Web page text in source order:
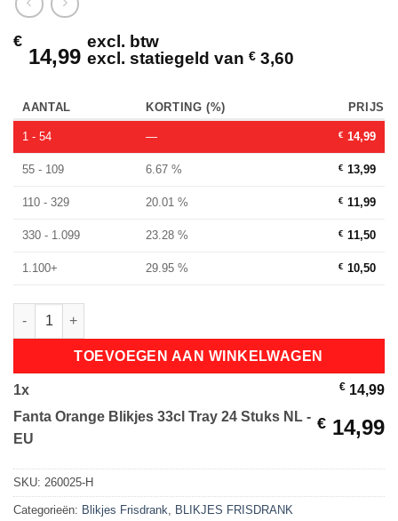
€
14,99
excl. btw
excl. statiegeld van € 3,60
AANTAL KORTING (%) PRIJS
1 - 54 — € 14,99
55 - 109 6.67 % € 13,99
110 - 329 20.01 % € 11,99
330 - 1.099 23.28 % € 11,50
1.100+ 29.95 % € 10,50
Fanta Orange Blikjes 33cl Tray 24 Stuks NL - EU aantal
TOEVOEGEN AAN WINKELWAGEN
1x € 14,99
Fanta Orange Blikjes 33cl Tray 24 Stuks NL -
EU
€ 14,99
SKU: 260025-H
Categorieën: Blikjes Frisdrank BLIKJES FRISDRANK